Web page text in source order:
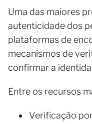
Uma das maiores
autenticidade dos
plataformas de
mecanismos de
confirmar a
Entre os recursos
Verificação